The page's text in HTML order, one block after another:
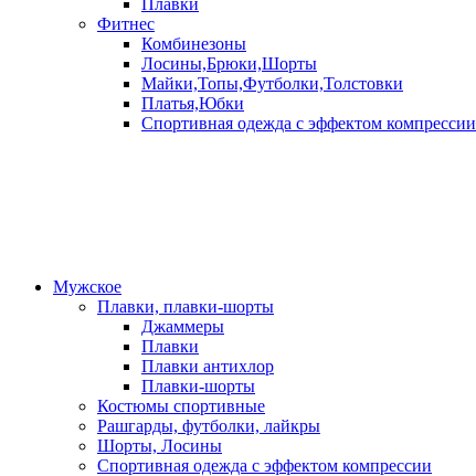
Плавки
Фитнес
Комбинезоны
Лосины,Брюки,Шорты
Майки,Топы,Футболки,Толстовки
Платья,Юбки
Спортивная одежда с эффектом компрессии
Мужское
Плавки, плавки-шорты
Джаммеры
Плавки
Плавки антихлор
Плавки-шорты
Костюмы спортивные
Рашгарды, футболки, лайкры
Шорты, Лосины
Спортивная одежда с эффектом компрессии